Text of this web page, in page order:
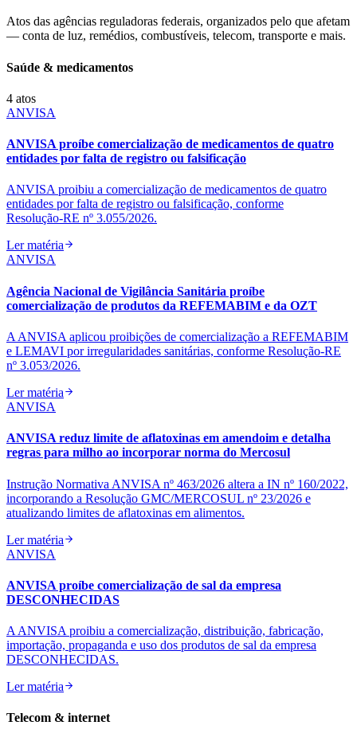
Atos das agências reguladoras federais, organizados pelo que afetam
— conta de luz, remédios, combustíveis, telecom, transporte e mais.
Saúde & medicamentos
4 atos
ANVISA
ANVISA proíbe comercialização de medicamentos de quatro
entidades por falta de registro ou falsificação
ANVISA proibiu a comercialização de medicamentos de quatro
entidades por falta de registro ou falsificação, conforme
Resolução‑RE nº 3.055/2026.
Ler matéria
ANVISA
Agência Nacional de Vigilância Sanitária proíbe
comercialização de produtos da REFEMABIM e da OZT
A ANVISA aplicou proibições de comercialização a REFEMABIM
e LEMAVI por irregularidades sanitárias, conforme Resolução‑RE
nº 3.053/2026.
Ler matéria
ANVISA
ANVISA reduz limite de aflatoxinas em amendoim e detalha
regras para milho ao incorporar norma do Mercosul
Instrução Normativa ANVISA nº 463/2026 altera a IN nº 160/2022,
incorporando a Resolução GMC/MERCOSUL nº 23/2026 e
atualizando limites de aflatoxinas em alimentos.
Ler matéria
ANVISA
ANVISA proíbe comercialização de sal da empresa
DESCONHECIDAS
A ANVISA proibiu a comercialização, distribuição, fabricação,
importação, propaganda e uso dos produtos de sal da empresa
DESCONHECIDAS.
Ler matéria
Telecom & internet